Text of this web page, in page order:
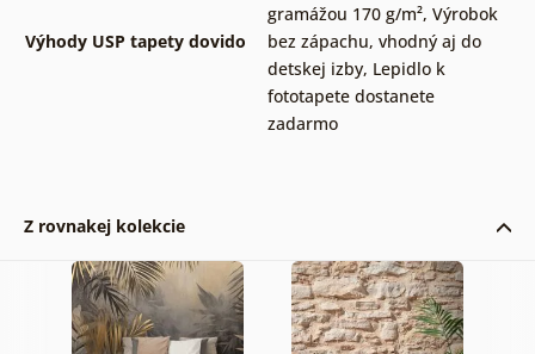
Výhody USP tapety dovido
gramážou 170 g/m², Výrobok
bez zápachu, vhodný aj do
detskej izby, Lepidlo k
fototapete dostanete
zadarmo
Z rovnakej kolekcie